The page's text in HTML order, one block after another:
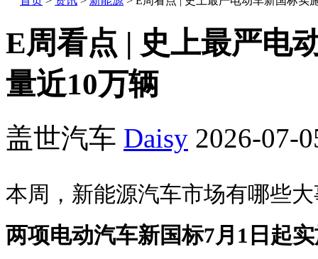
E周看点 | 史上最严电
量近10万辆
盖世汽车 Daisy 2026-07-
本周，新能源汽车市场有哪些
两项电动汽车新国标7月1日起